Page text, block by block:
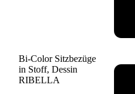
Bi-Color Sitzbezüge
in Stoff, Dessin
RIBELLA